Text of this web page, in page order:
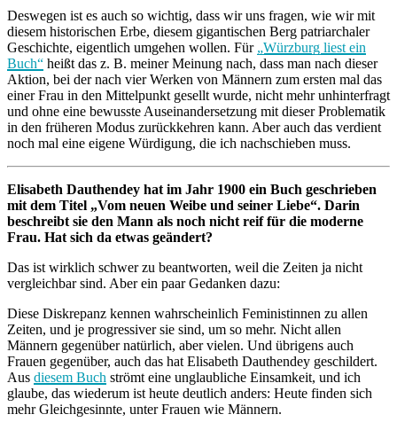
Deswegen ist es auch so wichtig, dass wir uns fragen, wie wir mit
diesem historischen Erbe, diesem gigantischen Berg patriarchaler
Geschichte, eigentlich umgehen wollen. Für „Würzburg liest ein
Buch“ heißt das z. B. meiner Meinung nach, dass man nach dieser
Aktion, bei der nach vier Werken von Männern zum ersten mal das
einer Frau in den Mittelpunkt gesellt wurde, nicht mehr unhinterfragt
und ohne eine bewusste Auseinandersetzung mit dieser Problematik
in den früheren Modus zurückkehren kann. Aber auch das verdient
noch mal eine eigene Würdigung, die ich nachschieben muss.
Elisabeth Dauthendey hat im Jahr 1900 ein Buch geschrieben
mit dem Titel „Vom neuen Weibe und seiner Liebe“. Darin
beschreibt sie den Mann als noch nicht reif für die moderne
Frau. Hat sich da etwas geändert?
Das ist wirklich schwer zu beantworten, weil die Zeiten ja nicht
vergleichbar sind. Aber ein paar Gedanken dazu:
Diese Diskrepanz kennen wahrscheinlich Feministinnen zu allen
Zeiten, und je progressiver sie sind, um so mehr. Nicht allen
Männern gegenüber natürlich, aber vielen. Und übrigens auch
Frauen gegenüber, auch das hat Elisabeth Dauthendey geschildert.
Aus diesem Buch strömt eine unglaubliche Einsamkeit, und ich
glaube, das wiederum ist heute deutlich anders: Heute finden sich
mehr Gleichgesinnte, unter Frauen wie Männern.